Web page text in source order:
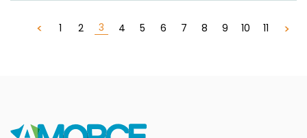
1 2 3 4 5 6 7 8 9 10 11